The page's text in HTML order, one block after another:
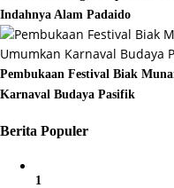
Indahnya Alam Padaido
Pembukaan Festival Biak
Karnaval Budaya Pasifik
Berita Populer
1